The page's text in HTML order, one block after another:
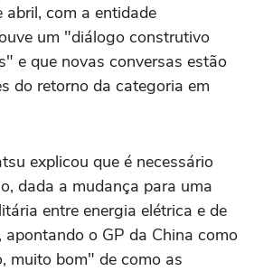
com a entidade
um "diálogo construtivo
e que novas conversas estão
do retorno da categoria em
explicou que é necessário
dada a mudança para uma
entre energia elétrica e de
o GP da China como
muito bom" de como as